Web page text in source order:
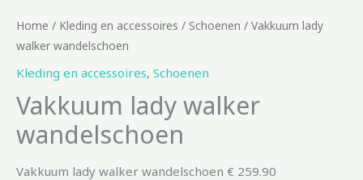
Home / Kleding en accessoires / Schoenen / Vakkuum lady
walker wandelschoen
Kleding en accessoires, Schoenen
Vakkuum lady walker
wandelschoen
Vakkuum lady walker wandelschoen € 259.90